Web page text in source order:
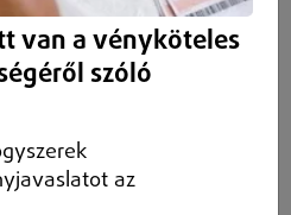
van a vényköteles
szóló
az